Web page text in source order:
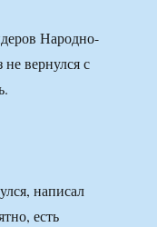
Народно-
вернулся с
написал
есть